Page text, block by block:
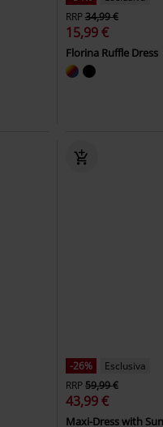
RRP34,99 €
15,99 €
Florina Ruffle Dress
-26%
Esclusiva
RRP59,99 €
43,99 €
Maxi-Dress with